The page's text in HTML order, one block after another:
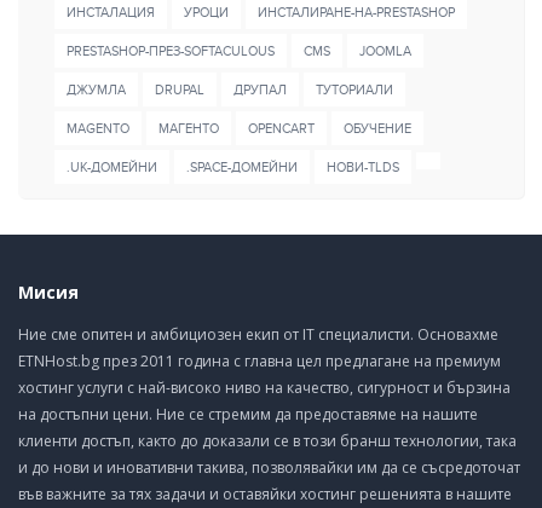
ИНСТАЛАЦИЯ УРОЦИ ИНСТАЛИРАНЕ-НА-PRESTASHOP
PRESTASHOP-ПРЕЗ-SOFTACULOUS CMS JOOMLA
ДЖУМЛА DRUPAL ДРУПАЛ ТУТОРИАЛИ
MAGENTO МАГЕНТО OPENCART ОБУЧЕНИЕ
.UK-ДОМЕЙНИ .SPACE-ДОМЕЙНИ НОВИ-TLDS
Мисия
Ние сме опитен и амбициозен екип от IT специалисти. Основахме
ETNHost.bg през 2011 година с главна цел предлагане на премиум
хостинг услуги с най-високо ниво на качество, сигурност и бързина
на достъпни цени. Ние се стремим да предоставяме на нашите
клиенти достъп, както до доказали се в този бранш технологии, така
и до нови и иновативни такива, позволявайки им да се съсредоточат
във важните за тях задачи и оставяйки хостинг решенията в нашите